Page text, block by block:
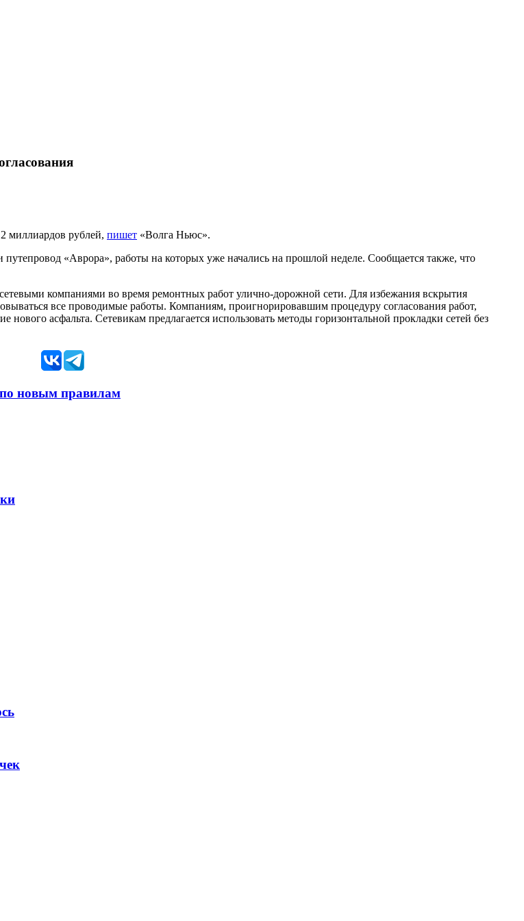
миллиардов рублей, пишет «Волга Ньюс».
«Аврора», работы на которых уже начались на прошлой неделе. Сообщается также, что
компаниями во время ремонтных работ улично-дорожной сети. Для избежания вскрытия
все проводимые работы. Компаниям, проигнорировавшим процедуру согласования работ,
асфальта. Сетевикам предлагается использовать методы горизонтальной прокладки сетей без
новым правилам